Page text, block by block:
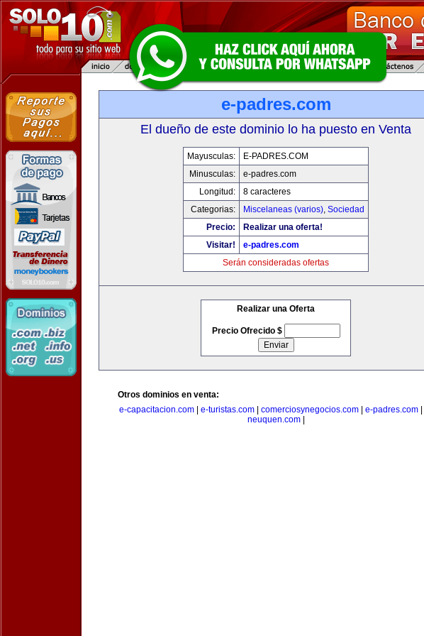
e-padres.com
El dueño de este dominio lo ha puesto en Venta
Mayusculas:
E-PADRES.COM
Minusculas:
e-padres.com
Longitud:
8 caracteres
Categorias:
Miscelaneas (varios), Sociedad
Precio:
Realizar una oferta!
Visitar!
e-padres.com
Serán consideradas ofertas
Realizar una Oferta
Precio Ofrecido $
Otros dominios en venta:
e-capacitacion.com
e-turistas.com comerciosynegocios.com e-padres.com
neuquen.com|